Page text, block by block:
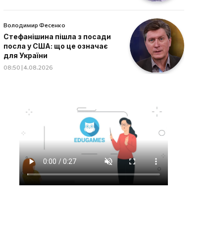
Володимир Фесенко
Стефанішина пішла з посади
посла у США: що це означає
для України
08:50 | 4.08.2026